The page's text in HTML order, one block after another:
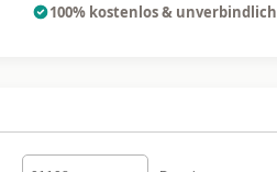
100% kostenlos & unverbindlich